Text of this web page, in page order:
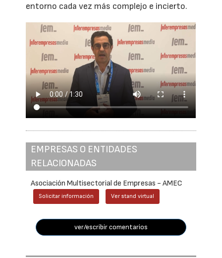
entorno cada vez más complejo e incierto.
EMPRESAS O ENTIDADES
RELACIONADAS
Asociación Multisectorial de Empresas - AMEC
Solicitar información Ver stand virtual
ver/escribir comentarios